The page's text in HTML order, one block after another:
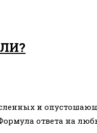
и
ответа на